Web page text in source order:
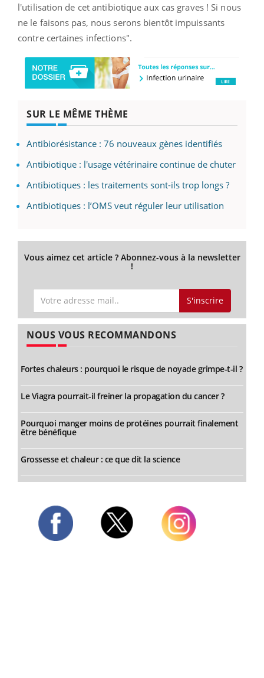
l'utilisation de cet antibiotique aux cas graves ! Si nous
ne le faisons pas, nous serons bientôt impuissants
contre certaines infections".
SUR LE MÊME THÈME
Antibiorésistance : 76 nouveaux gènes identifiés
Antibiotique : l'usage vétérinaire continue de chuter
Antibiotiques : les traitements sont-ils trop longs ?
Antibiotiques : l’OMS veut réguler leur utilisation
Vous aimez cet article ? Abonnez-vous à la newsletter
!
S'inscrire
NOUS VOUS RECOMMANDONS
Fortes chaleurs : pourquoi le risque de noyade grimpe-t-il ?
Le Viagra pourrait-il freiner la propagation du cancer ?
Pourquoi manger moins de protéines pourrait finalement
être bénéfique
Grossesse et chaleur : ce que dit la science